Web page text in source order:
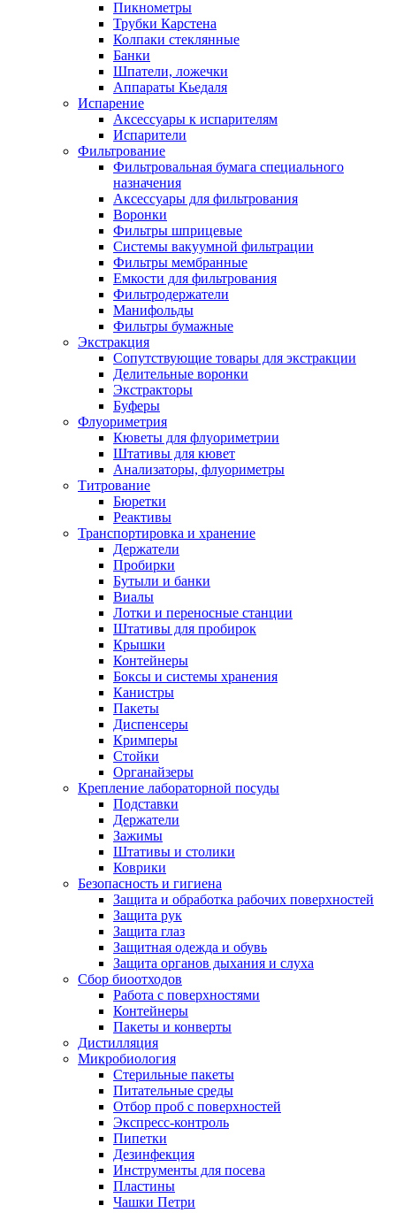
Пикнометры
Трубки Карстена
Колпаки стеклянные
Банки
Шпатели, ложечки
Аппараты Кьедаля
Испарение
Аксессуары к испарителям
Испарители
Фильтрование
Фильтровальная бумага специального
назначения
Аксессуары для фильтрования
Воронки
Фильтры шприцевые
Системы вакуумной фильтрации
Фильтры мембранные
Емкости для фильтрования
Фильтродержатели
Манифольды
Фильтры бумажные
Экстракция
Сопутствующие товары для экстракции
Делительные воронки
Экстракторы
Буферы
Флуориметрия
Кюветы для флуориметрии
Штативы для кювет
Анализаторы, флуориметры
Титрование
Бюретки
Реактивы
Транспортировка и хранение
Держатели
Пробирки
Бутыли и банки
Виалы
Лотки и переносные станции
Штативы для пробирок
Крышки
Контейнеры
Боксы и системы хранения
Канистры
Пакеты
Диспенсеры
Кримперы
Стойки
Органайзеры
Крепление лабораторной посуды
Подставки
Держатели
Зажимы
Штативы и столики
Коврики
Безопасность и гигиена
Защита и обработка рабочих поверхностей
Защита рук
Защита глаз
Защитная одежда и обувь
Защита органов дыхания и слуха
Сбор биоотходов
Работа с поверхностями
Контейнеры
Пакеты и конверты
Дистилляция
Микробиология
Стерильные пакеты
Питательные среды
Отбор проб с поверхностей
Экспресс-контроль
Пипетки
Дезинфекция
Инструменты для посева
Пластины
Чашки Петри